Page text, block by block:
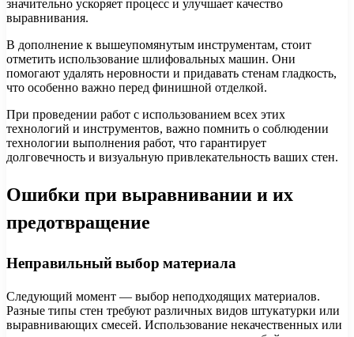
значительно ускоряет процесс и улучшает качество
выравнивания.
В дополнение к вышеупомянутым инструментам, стоит
отметить использование шлифовальных машин. Они
помогают удалять неровности и придавать стенам гладкость,
что особенно важно перед финишной отделкой.
При проведении работ с использованием всех этих
технологий и инструментов, важно помнить о соблюдении
технологии выполнения работ, что гарантирует
долговечность и визуальную привлекательность ваших стен.
Ошибки при выравнивании и их
предотвращение
Неправильный выбор материала
Следующий момент — выбор неподходящих материалов.
Разные типы стен требуют различных видов штукатурки или
выравнивающих смесей. Использование некачественных или